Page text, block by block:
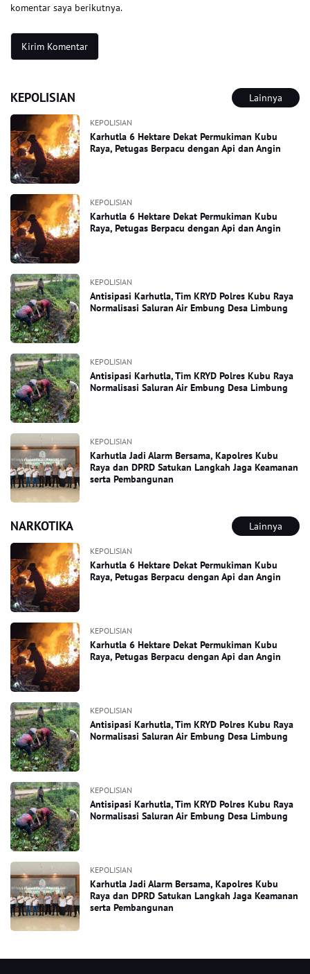
komentar saya berikutnya.
KEPOLISIAN Lainnya
KEPOLISIAN
Karhutla 6 Hektare Dekat Permukiman Kubu
Raya, Petugas Berpacu dengan Api dan Angin
KEPOLISIAN
Karhutla 6 Hektare Dekat Permukiman Kubu
Raya, Petugas Berpacu dengan Api dan Angin
KEPOLISIAN
Antisipasi Karhutla, Tim KRYD Polres Kubu Raya
Normalisasi Saluran Air Embung Desa Limbung
KEPOLISIAN
Antisipasi Karhutla, Tim KRYD Polres Kubu Raya
Normalisasi Saluran Air Embung Desa Limbung
KEPOLISIAN
Karhutla Jadi Alarm Bersama, Kapolres Kubu
Raya dan DPRD Satukan Langkah Jaga Keamanan
serta Pembangunan
NARKOTIKA Lainnya
KEPOLISIAN
Karhutla 6 Hektare Dekat Permukiman Kubu
Raya, Petugas Berpacu dengan Api dan Angin
KEPOLISIAN
Karhutla 6 Hektare Dekat Permukiman Kubu
Raya, Petugas Berpacu dengan Api dan Angin
KEPOLISIAN
Antisipasi Karhutla, Tim KRYD Polres Kubu Raya
Normalisasi Saluran Air Embung Desa Limbung
KEPOLISIAN
Antisipasi Karhutla, Tim KRYD Polres Kubu Raya
Normalisasi Saluran Air Embung Desa Limbung
KEPOLISIAN
Karhutla Jadi Alarm Bersama, Kapolres Kubu
Raya dan DPRD Satukan Langkah Jaga Keamanan
serta Pembangunan